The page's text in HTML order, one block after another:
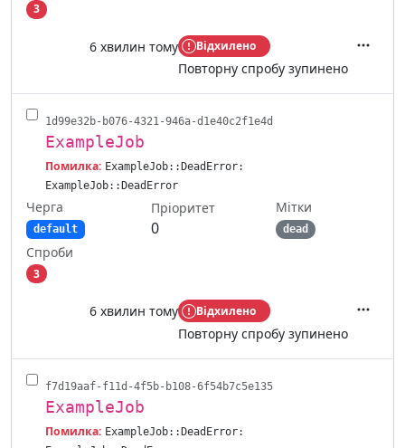
3
6 хвилин тому Відхилено
Повторну спробу зупинено
Дії
1d99e32b-b076-4321-946a-d1e40c2f1e4d
ExampleJob
Помилка: ExampleJob::DeadError:
ExampleJob::DeadError
Черга
default
Пріоритет
0
Мітки
dead
Спроби
3
6 хвилин тому Відхилено
Повторну спробу зупинено
f7d19aaf-f11d-4f5b-b108-6f54b7c5e135
ExampleJob
Помилка: ExampleJob::DeadError: